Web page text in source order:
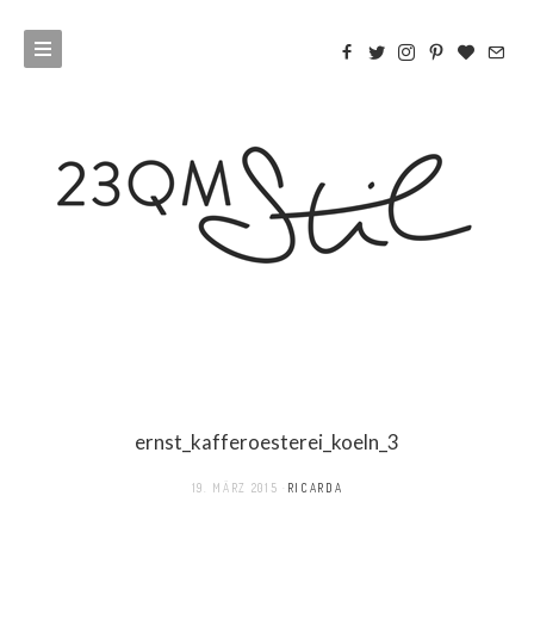
ernst_kafferoesterei_koeln_3
19. MÄRZ 2015 RICARDA